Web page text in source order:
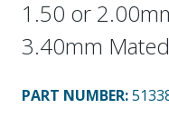
1.50 or
3.40mm
PART NUMBER: